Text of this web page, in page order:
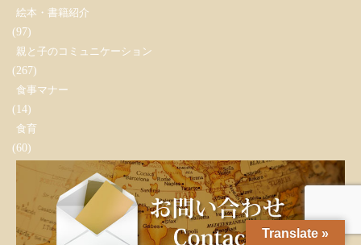
絵本・書籍紹介
(97)
親と子のコミュニケーション
(267)
食事マナー
(14)
食育
(60)
Translate »